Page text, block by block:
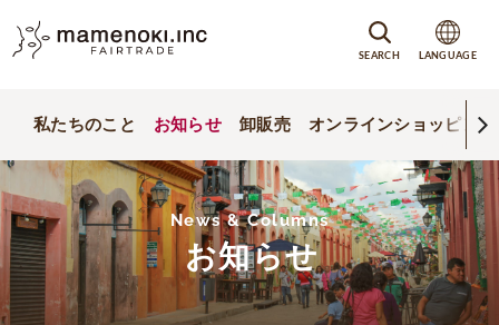
SEARCH LANGUAGE
私たちのこと お知らせ 卸販売 オンラインショッピング
News & Columns
お知らせ